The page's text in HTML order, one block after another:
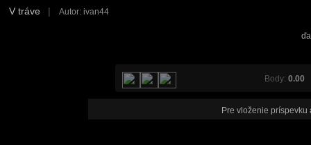
V tráve | Autor: ivan44
Body: 0.00
Pre vloženie